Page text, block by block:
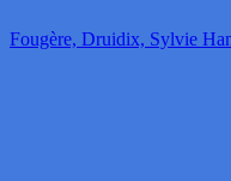
Fougère, Druidix, Sylvie